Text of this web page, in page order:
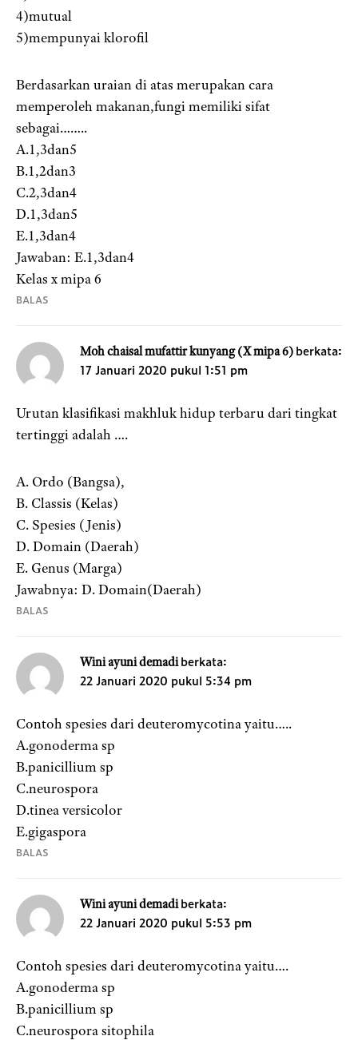
4)mutual
5)mempunyai klorofil
Berdasarkan uraian di atas merupakan cara
memperoleh makanan,fungi memiliki sifat
sebagai……..
A.1,3dan5
B.1,2dan3
C.2,3dan4
D.1,3dan5
E.1,3dan4
Jawaban: E.1,3dan4
Kelas x mipa 6
BALAS
Moh chaisal mufattir kunyang (X mipa 6) berkata:
17 Januari 2020 pukul 1:51 pm
Urutan klasifikasi makhluk hidup terbaru dari tingkat
tertinggi adalah ….
A. Ordo (Bangsa),
B. Classis (Kelas)
C. Spesies (Jenis)
D. Domain (Daerah)
E. Genus (Marga)
Jawabnya: D. Domain(Daerah)
BALAS
Wini ayuni demadi berkata:
22 Januari 2020 pukul 5:34 pm
Contoh spesies dari deuteromycotina yaitu…..
A.gonoderma sp
B.panicillium sp
C.neurospora
D.tinea versicolor
E.gigaspora
BALAS
Wini ayuni demadi berkata:
22 Januari 2020 pukul 5:53 pm
Contoh spesies dari deuteromycotina yaitu….
A.gonoderma sp
B.panicillium sp
C.neurospora sitophila